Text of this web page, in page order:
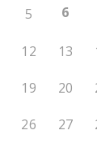
5 6
12 13
19 20
26 27